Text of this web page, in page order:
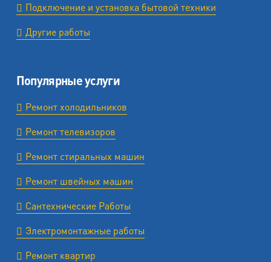
Подключение и установка бытовой техники
Другие работы
Популярные услуги
Ремонт холодильников
Ремонт телевизоров
Ремонт стиральных машин
Ремонт швейных машин
Сантехнические Работы
Электромонтажные работы
Ремонт квартир